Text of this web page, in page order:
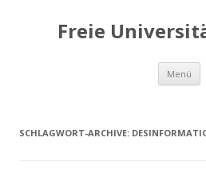
Freie
Menü
SCHLAGWORT-ARCHIVE: